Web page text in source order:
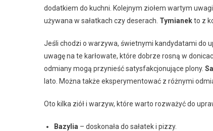
dodatkiem do kuchni. Kolejnym ziołem wartym
używana w sałatkach czy deserach. Tymianekto z
Jeśli chodzi o warzywa, świetnymi kandydatami do
uwagę na te karłowate, które dobrze rosną w
odmiany mogą przynieść satysfakcjonujące plony.
lato. Można także eksperymentować z różnymi
Oto kilka ziół i warzyw, które warto rozważyć do
Bazylia – doskonała do sałatek i pizzy.